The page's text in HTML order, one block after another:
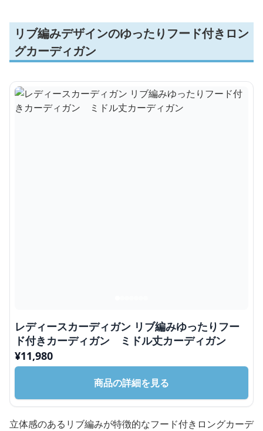
リブ編みデザインのゆったりフード付きロン
グカーディガン
レディースカーディガン リブ編みゆったりフー
ド付きカーディガン ミドル丈カーディガン
¥11,980
商品の詳細を見る
立体感のあるリブ編みが特徴的なフード付きロングカーデ